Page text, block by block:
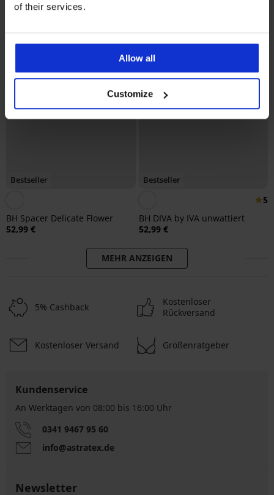
of their services.
Allow all
Customize
Bestseller
BH Spacer Delicate Flower
52,99 €
Bestseller
5
BH DIVA by IVA unwattiert
52,99 €
MEHR ANZEIGEN
5% Cashback
Kostenloser
Rückversand
Kostenloser Versand Größenratgeber
Kundenservice
An Werktagen von 08:00 bis 16:00 Uhr
0341 9467 95 60
info@astratex.de
Newsletter